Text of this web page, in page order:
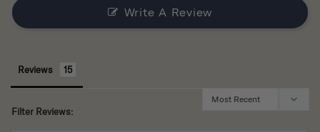
Write A Review
Reviews
Filter Reviews: